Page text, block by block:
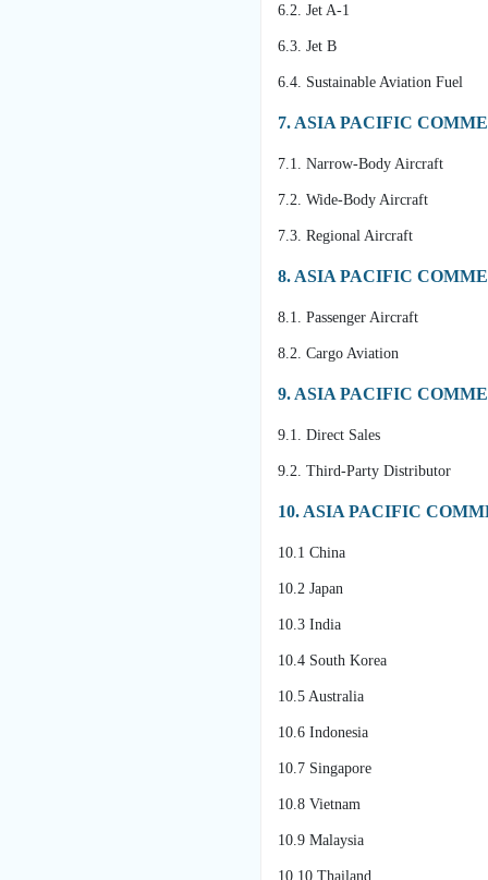
6.2. Jet A-1
6.3. Jet B
6.4. Sustainable Aviation Fuel
7. ASIA PACIFIC
7.1. Narrow-Body Aircraft
7.2. Wide-Body Aircraft
7.3. Regional Aircraft
8. ASIA PACIFIC
8.1. Passenger Aircraft
8.2. Cargo Aviation
9. ASIA PACIFIC
9.1. Direct Sales
9.2. Third-Party Distributor
10. ASIA PACIFIC
10.1 China
10.2 Japan
10.3 India
10.4 South Korea
10.5 Australia
10.6 Indonesia
10.7 Singapore
10.8 Vietnam
10.9 Malaysia
10.10 Thailand